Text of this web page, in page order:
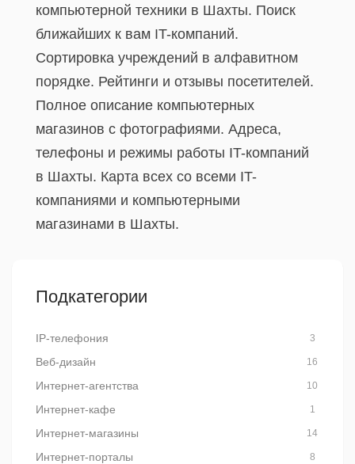
компьютерной техники в Шахты. Поиск
ближайших к вам IT-компаний.
Сортировка учреждений в алфавитном
порядке. Рейтинги и отзывы посетителей.
Полное описание компьютерных
магазинов с фотографиями. Адреса,
телефоны и режимы работы IT-компаний
в Шахты. Карта всех со всеми IT-
компаниями и компьютерными
магазинами в Шахты.
Подкатегории
IP-телефония 3
Веб-дизайн 16
Интернет-агентства 10
Интернет-кафе 1
Интернет-магазины 14
Интернет-порталы 8